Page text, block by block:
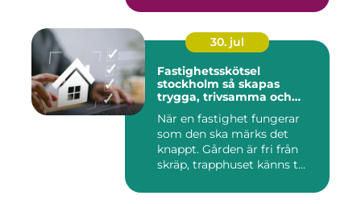
30. jul
Fastighetsskötsel
stockholm så skapas
trygga, trivsamma och
När en fastighet fungerar
som den ska märks det
knappt. Gården är fri från
skräp, trapphuset känns t...